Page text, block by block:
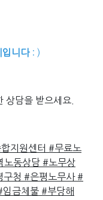
입니다: )
상담을 받으세요.
지원센터 #무료노
노동상담 #노무상
구청 #은평노무사 #
임금체불 #부당해